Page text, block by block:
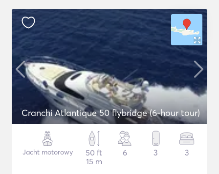
Cranchi Atlantique 50 flybridge (6-hour tour)
Jacht motorowy
50 ft
15 m
6 3 3